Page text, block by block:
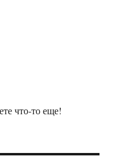
что-то еще!